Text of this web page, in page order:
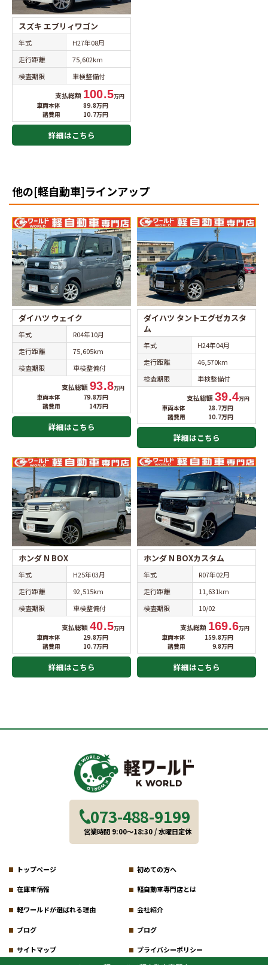
スズキ エブリィワゴン
年式
H27年08月
走行距離
75,602km
検査期限
車検整備付
支払総額 100.5万円
車両本体
89.8万円
諸費用
10.7万円
詳細はこちら
他の[軽自動車]ラインアップ
ダイハツ ウェイク
年式
R04年10月
走行距離
75,605km
検査期限
車検整備付
支払総額93.8万円
車両本体
79.8万円
諸費用
14万円
詳細はこちら
ダイハツ タントエグゼカスタ
ム
年式
H24年04月
走行距離
46,570km
検査期限
車検整備付
支払総額39.4万円
車両本体
28.7万円
諸費用
10.7万円
詳細はこちら
ホンダ N BOX
年式
H25年03月
走行距離
92,515km
検査期限
車検整備付
支払総額40.5万円
車両本体
29.8万円
諸費用
10.7万円
詳細はこちら
ホンダ N BOXカスタム
年式
R07年02月
走行距離
11,631km
検査期限
10/02
支払総額 169.6万円
車両本体
159.8万円
諸費用
9.8万円
詳細はこちら
073-488-9199
営業時間 9:00～18:30 / 水曜日定休
トップページ 初めての方へ
在庫車情報 軽自動車専門店とは
軽ワールドが選ばれる理由 会社紹介
ブログ ブログ
サイトマップ プライバシーポリシー